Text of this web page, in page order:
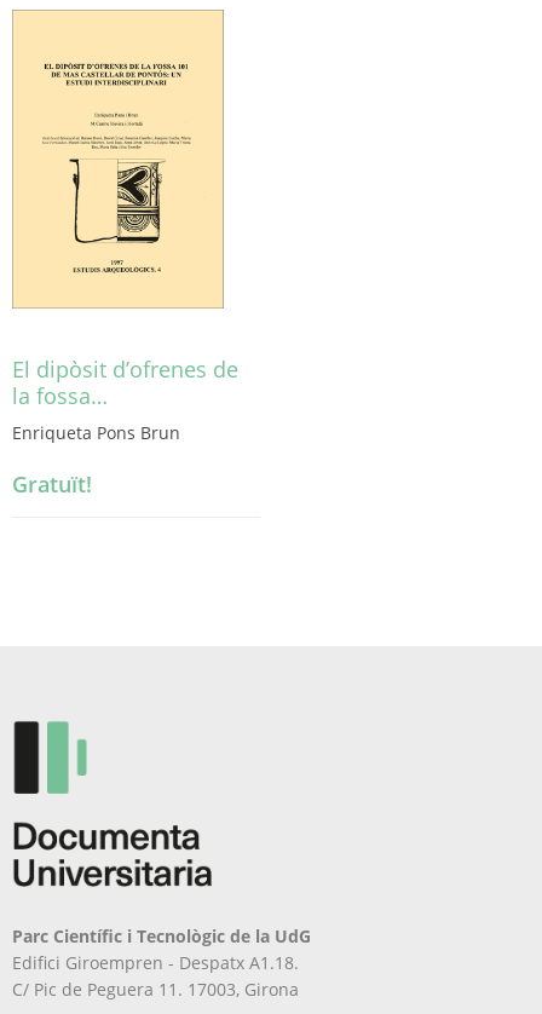
El dipòsit d’ofrenes de
la fossa…
Enriqueta Pons Brun
Gratuït!
Parc Científic i Tecnològic de la UdG
Edifici Giroempren - Despatx A1.18.
C/ Pic de Peguera 11. 17003, Girona